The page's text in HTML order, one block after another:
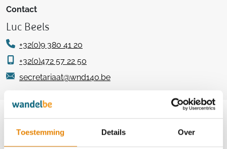
Toestemming Details Over
Contact
Luc Beels
+32(0)9 380 41 20
+32(0)472 57 22 50
secretariaat@wnd140.be
Aankomende wandeltochten van deze